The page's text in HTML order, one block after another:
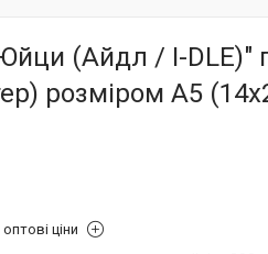
(Айдл / I-DLE)"
розміром А5
ціни